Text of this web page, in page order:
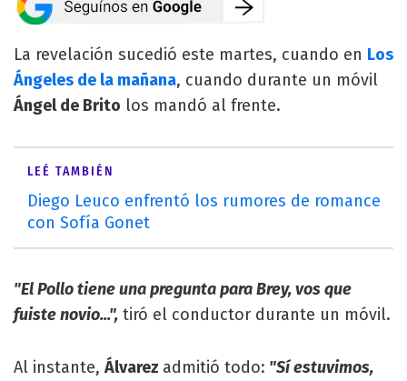
La revelación sucedió este martes, cuando en Los
Ángeles de la mañana, cuando durante un móvil
Ángel de Brito los mandó al frente.
LEÉ TAMBIÉN
Diego Leuco enfrentó los rumores de romance
con Sofía Gonet
"El Pollo tiene una pregunta para Brey, vos que
fuiste novio...", tiró el conductor durante un móvil.
Al instante, Álvarez admitió todo: "Sí estuvimos,